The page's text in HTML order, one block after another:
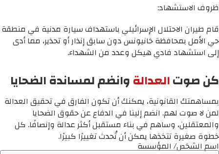
ظروف الاستشهاد:
قام طيران الاحتلال الإسرائيلي باستهداف سيارة مدنية في منطقة
حي الأمل بمحافظة خانيونس دون سابق إنذار أو تحذير، مما أدى
إلى استشهاد فادي هيكل وعدد من الشهداء.
كن صوتالعدالةوانضم لمساندة الضحايا
بمساهمتك القانونية، يمكنك أن تكون الفارق في تحقيق العدالة
لمن لا صوت لهم. انضم إلينا في الدفاع عن حقوق الضحايا
والمعتقلين، وساهم في بناء مستقبل أكثر عدالة وإنصافًا. كل
خطوة صغيرة تتخذها يمكن أن تُحدث تغييرًا كبيرًا.
اسم الشخص/ المؤسسة